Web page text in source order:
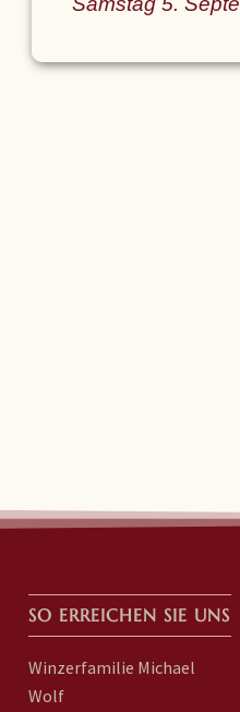
SO ERREICHEN SIE UNS
Winzerfamilie Michael
Wolf